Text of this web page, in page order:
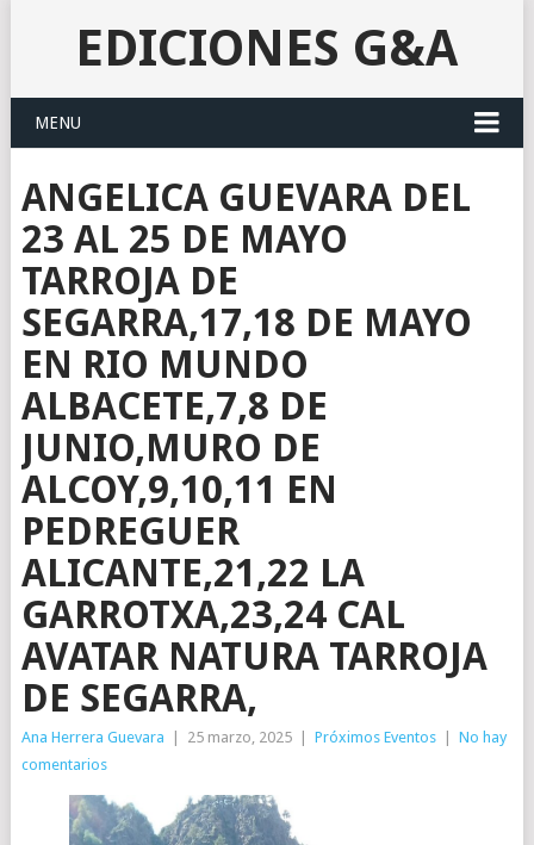
EDICIONES G&A
MENU
ANGELICA GUEVARA DEL
23 AL 25 DE MAYO
TARROJA DE
SEGARRA,17,18 DE MAYO
EN RIO MUNDO
ALBACETE,7,8 DE
JUNIO,MURO DE
ALCOY,9,10,11 EN
PEDREGUER
ALICANTE,21,22 LA
GARROTXA,23,24 CAL
AVATAR NATURA TARROJA
DE SEGARRA,
Ana Herrera Guevara 25 marzo, 2025 Próximos Eventos
No hay
comentarios